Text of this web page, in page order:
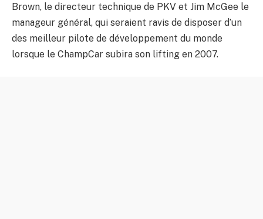
Brown, le directeur technique de PKV et Jim McGee le
manageur général, qui seraient ravis de disposer d’un
des meilleur pilote de développement du monde
lorsque le ChampCar subira son lifting en 2007.